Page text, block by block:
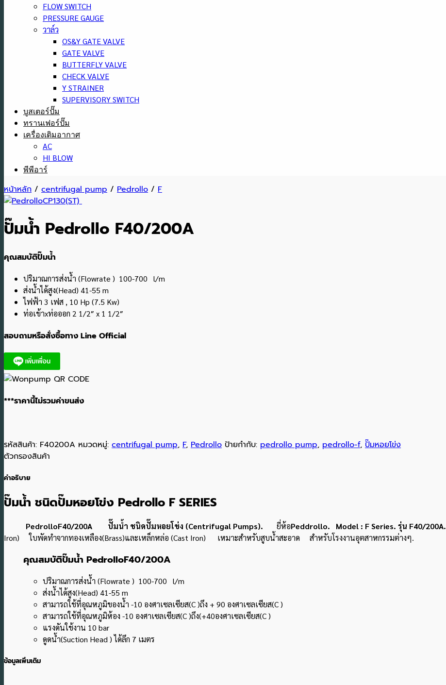
FLOW SWITCH
PRESSURE GAUGE
วาล์ว
OS&Y GATE VALVE
GATE VALVE
BUTTERFLY VALVE
CHECK VALVE
Y STRAINER
SUPERVISORY SWITCH
บูสเตอร์ปั๊ม
ทรานเฟอร์ปั๊ม
เครื่องเติมอากาศ
AC
HI BLOW
พีพีอาร์
หน้าหลัก / centrifugal pump / Pedrollo / F
ปั๊มน้ำ Pedrollo F40/200A
คุณสมบัติปั๊มน้ำ
ปริมาณการส่งน้ำ (Flowrate ) 100-700 l/m
ส่งน้ำได้สูง(Head) 41-55 m
ไฟฟ้า 3 เฟส , 10 Hp (7.5 Kw)
ท่อเข้าxท่อออก 2 1/2″ x 1 1/2″
สอบถามหรือสั่งซื้อทาง Line Official
***ราคานี้ไม่รวมค่าขนส่ง
รหัสสินค้า: F40200A หมวดหมู่: centrifugal pump, F, Pedrollo ป้ายกำกับ: pedrollo pump, pedrollo-f, ปั๊มหอยโข่ง
ตัวกรองสินค้า
คำอธิบาย
ปั๊มน้ำ ชนิดปั๊มหอยโข่ง Pedrollo F SERIES
PedrolloF40/200A ปั๊มน้ำ ชนิดปั๊มหอยโข่ง (Centrifugal Pumps). ยี่ห้อPeddrollo. Model : F Series. รุ่น F40/200A.
Iron) ใบพัดทำจากทองเหลือง(Brass)และเหล็กหล่อ (Cast Iron) เหมาะสำหรับสูบน้ำสะอาด สำหรับโรงงานอุตสาหกรรมต่างๆ.
คุณสมบัติปั๊มน้ำ PedrolloF40/200A
ปริมาณการส่งน้ำ (Flowrate ) 100-700 l/m
ส่งน้ำได้สูง(Head) 41-55 m
สามารถใช้ที่อุณหภูมิของน้ำ -10 องศาเซลเซียส(C )ถึง + 90 องศาเซลเซียส(C )
สามารถใช้ที่อุณหภูมิห้อง -10 องศาเซลเซียส(C )ถึง(+40องศาเซลเซียส(C )
แรงดันใช้งาน 10 bar
ดูดน้ำ(Suction Head ) ได้ลึก 7 เมตร
ข้อมูลเพิ่มเติม